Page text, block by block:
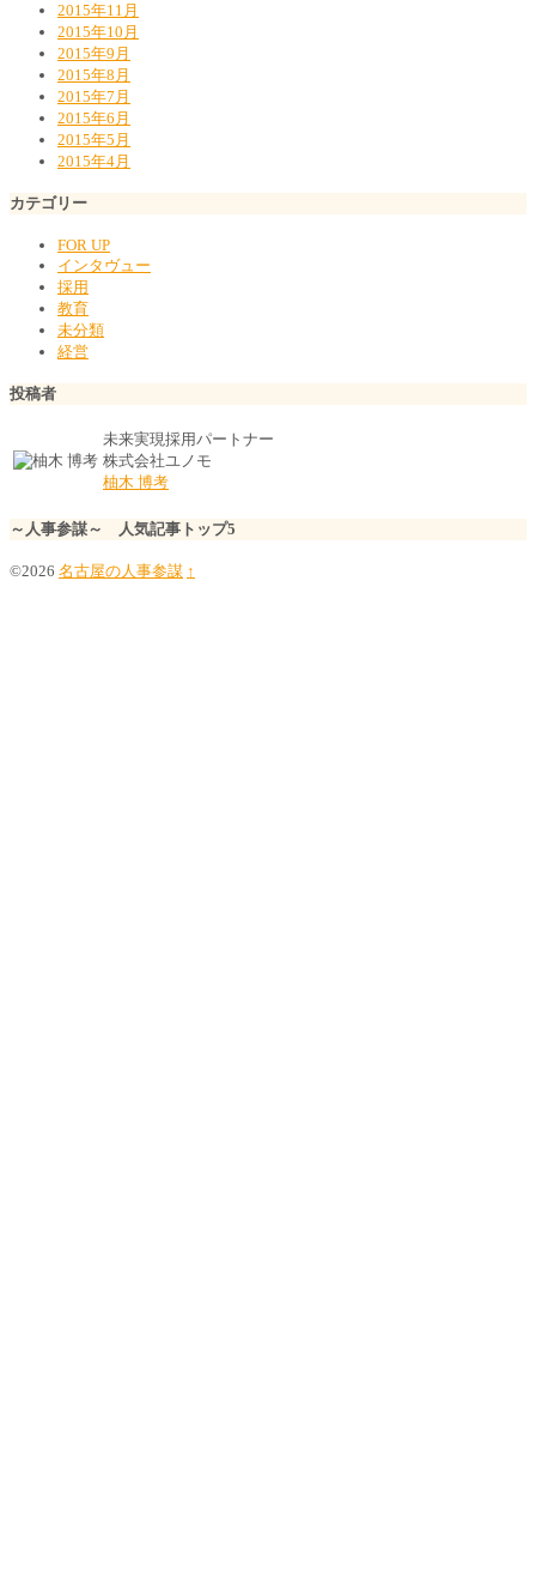
2015年11月
2015年10月
2015年9月
2015年8月
2015年7月
2015年6月
2015年5月
2015年4月
カテゴリー
FOR UP
インタヴュー
採用
教育
未分類
経営
投稿者
未来実現採用パートナー
株式会社ユノモ
柚木 博考
～人事参謀～ 人気記事トップ5
©2026 名古屋の人事参謀 ↑